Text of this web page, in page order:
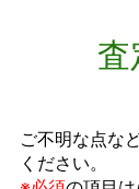
査
ご不明な点な
ください。